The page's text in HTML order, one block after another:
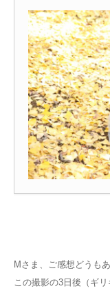
Mさま、ご感想どうも
この撮影の3日後（ギ